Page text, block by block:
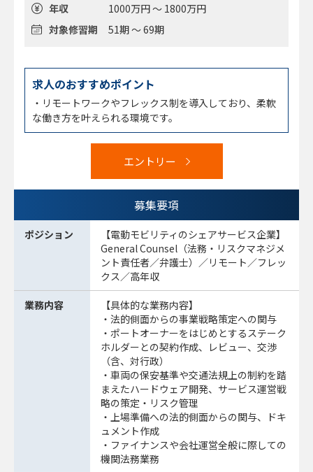
年収
1000万円 ～ 1800万円
対象修習期
51期 ～ 69期
求人のおすすめポイント
・リモートワークやフレックス制を導入しており、柔軟
な働き方を叶えられる環境です。
エントリー
募集要項
ポジション
【電動モビリティのシェアサービス企業】
General Counsel（法務・リスクマネジメ
ント責任者／弁護士）／リモート／フレッ
クス／高年収
業務内容
【具体的な業務内容】
・法的側面からの事業戦略策定への関与
・ポートオーナーをはじめとするステーク
ホルダーとの契約作成、レビュー、交渉
（含、対行政）
・車両の保安基準や交通法規上の制約を踏
まえたハードウェア開発、サービス運営戦
略の策定・リスク管理
・上場準備への法的側面からの関与、ドキ
ュメント作成
・ファイナンスや会社運営全般に際しての
機関法務業務